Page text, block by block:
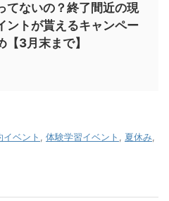
てないの？終了間近の現
ントが貰えるキャンペー
【3月末まで】
イベント 体験学習イベント 夏休み